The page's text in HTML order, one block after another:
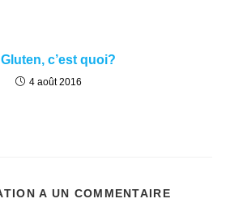
Gluten, c’est quoi?
4 août 2016
A UN COMMENTAIRE